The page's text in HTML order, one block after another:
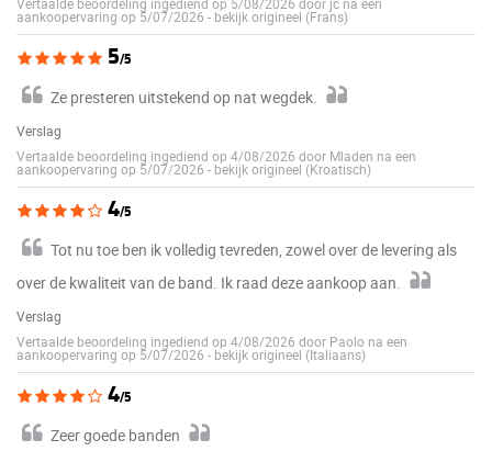
aankoopervaring op 5/07/2026 - bekijk origineel (Frans)
5/5
Ze presteren uitstekend op nat wegdek.
Verslag
Vertaalde beoordeling ingediend op 4/08/2026 door Mladen na een
aankoopervaring op 5/07/2026 - bekijk origineel (Kroatisch)
4/5
Tot nu toe ben ik volledig tevreden, zowel over de levering als
over de kwaliteit van de band. Ik raad deze aankoop aan.
Verslag
Vertaalde beoordeling ingediend op 4/08/2026 door Paolo na een
aankoopervaring op 5/07/2026 - bekijk origineel (Italiaans)
4/5
Zeer goede banden